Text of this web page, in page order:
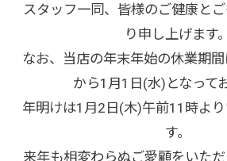
スタッフ一同、皆様のご健康と
り申し上げます。
なお、当店の年末年始の休業期
から1月1日(水)となって
年明けは1月2日(木)午前11時よ
す。
来年も相変わらぬご愛顧をいた